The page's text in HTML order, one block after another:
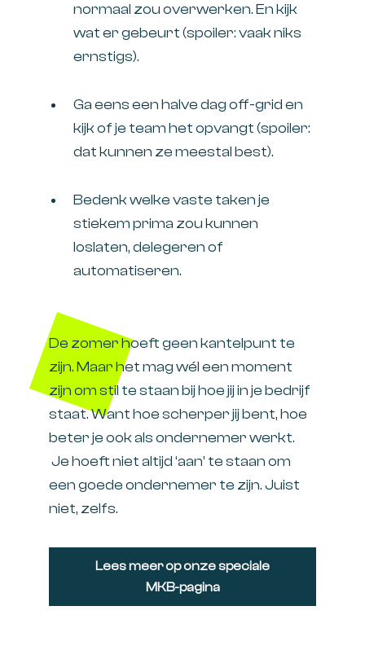
normaal zou overwerken. En kijk
wat er gebeurt (spoiler: vaak niks
ernstigs).
Ga eens een halve dag off-grid en
kijk of je team het opvangt (spoiler:
dat kunnen ze meestal best).
Bedenk welke vaste taken je
stiekem prima zou kunnen
loslaten, delegeren of
automatiseren.
De zomer hoeft geen kantelpunt te
zijn. Maar het mag wél een moment
zijn om stil te staan bij hoe jij in je bedrijf
staat. Want hoe scherper jij bent, hoe
beter je ook als ondernemer werkt.
Je hoeft niet altijd ‘aan’ te staan om
een goede ondernemer te zijn. Juist
niet, zelfs.
Lees meer op onze speciale
MKB-pagina